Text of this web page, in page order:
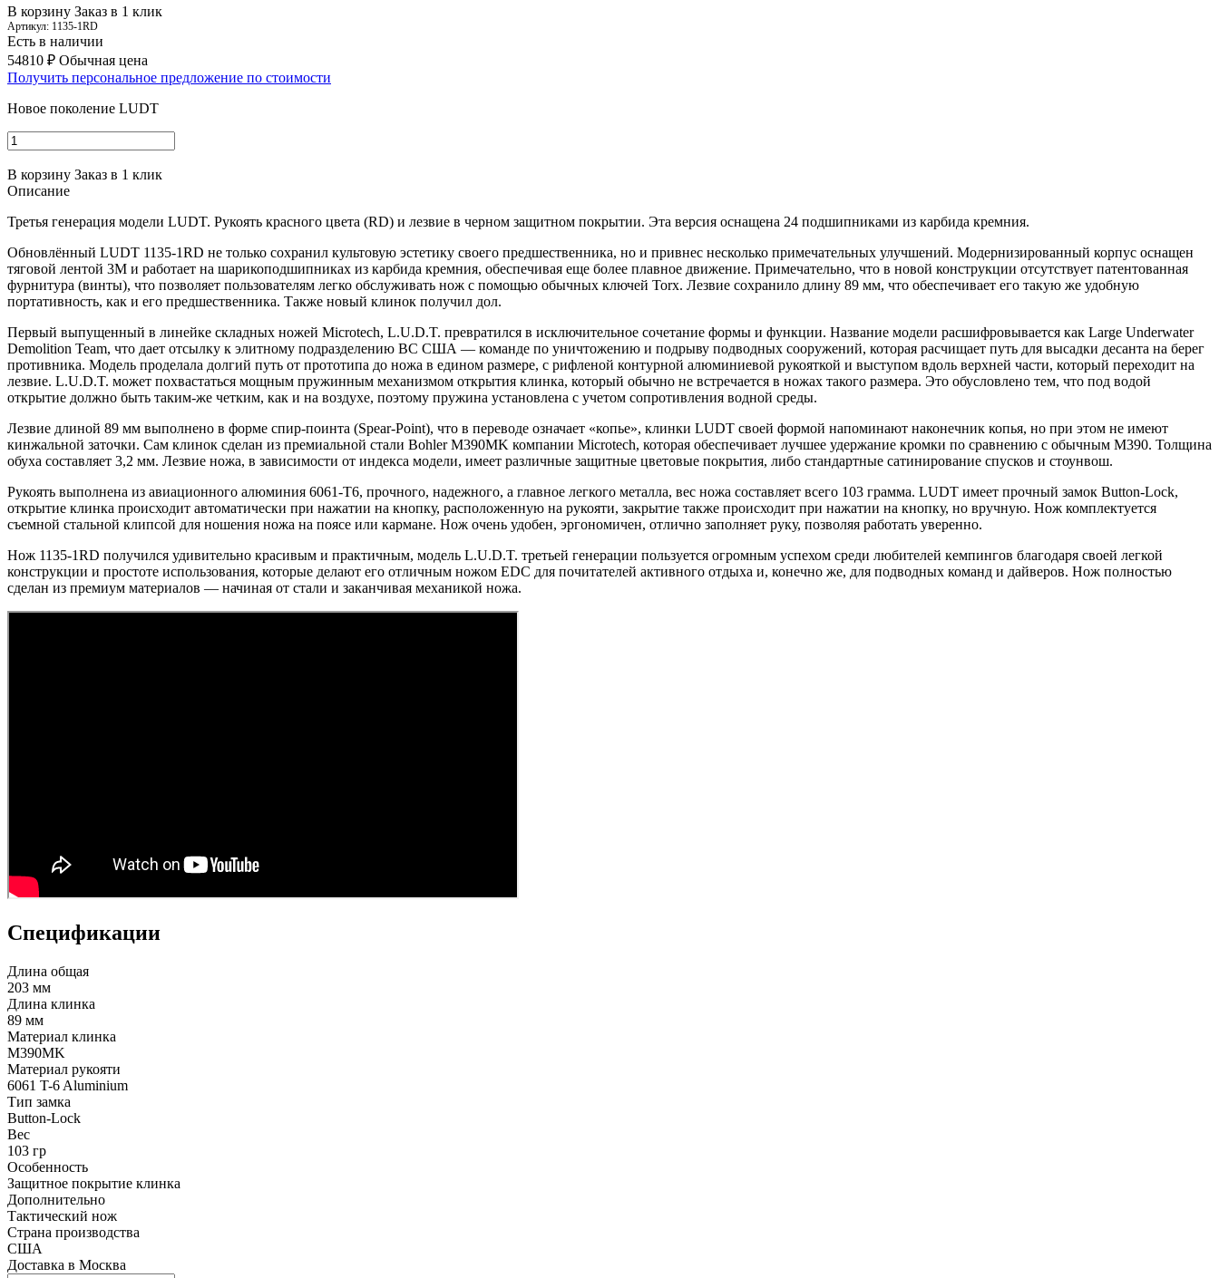
В корзину Заказ в 1 клик
Артикул: 1135-1RD
Есть в наличии
54810 ₽ Обычная цена
Получить персональное предложение по стоимости
Новое поколение LUDT
В корзину Заказ в 1 клик
Описание
Третья генерация модели LUDT. Рукоять красного цвета (RD) и лезвие в черном защитном покрытии. Эта версия оснащена 24 подшипниками из карбида кремния.
Обновлённый LUDT 1135-1RD не только сохранил культовую эстетику своего предшественника, но и привнес несколько примечательных улучшений. Модернизированный корпус оснащен
тяговой лентой 3M и работает на шарикоподшипниках из карбида кремния, обеспечивая еще более плавное движение. Примечательно, что в новой конструкции отсутствует патентованная
фурнитура (винты), что позволяет пользователям легко обслуживать нож с помощью обычных ключей Torx. Лезвие сохранило длину 89 мм, что обеспечивает его такую ​​же удобную
портативность, как и его предшественника. Также новый клинок получил дол.
Первый выпущенный в линейке складных ножей Microtech, L.U.D.T. превратился в исключительное сочетание формы и функции. Название модели расшифровывается как Large Underwater
Demolition Team, что дает отсылку к элитному подразделению ВС США — команде по уничтожению и подрыву подводных сооружений, которая расчищает путь для высадки десанта на берег
противника. Модель проделала долгий путь от прототипа до ножа в едином размере, с рифленой контурной алюминиевой рукояткой и выступом вдоль верхней части, который переходит на
лезвие. L.U.D.T. может похвастаться мощным пружинным механизмом открытия клинка, который обычно не встречается в ножах такого размера. Это обусловлено тем, что под водой
открытие должно быть таким-же четким, как и на воздухе, поэтому пружина установлена с учетом сопротивления водной среды.
Лезвие длиной 89 мм выполнено в форме спир-поинта (Spear-Point), что в переводе означает «копье», клинки LUDT своей формой напоминают наконечник копья, но при этом не имеют
кинжальной заточки. Сам клинок сделан из премиальной стали Bohler M390MK компании Microtech, которая обеспечивает лучшее удержание кромки по сравнению с обычным M390. Толщина
обуха составляет 3,2 мм. Лезвие ножа, в зависимости от индекса модели, имеет различные защитные цветовые покрытия, либо стандартные сатинирование спусков и стоунвош.
Рукоять выполнена из авиационного алюминия 6061-T6, прочного, надежного, а главное легкого металла, вес ножа составляет всего 103 грамма. LUDT имеет прочный замок Button-Lock,
открытие клинка происходит автоматически при нажатии на кнопку, расположенную на рукояти, закрытие также происходит при нажатии на кнопку, но вручную. Нож комплектуется
съемной стальной клипсой для ношения ножа на поясе или кармане. Нож очень удобен, эргономичен, отлично заполняет руку, позволяя работать уверенно.
Нож 1135-1RD получился удивительно красивым и практичным, модель L.U.D.T. третьей генерации пользуется огромным успехом среди любителей кемпингов благодаря своей легкой
конструкции и простоте использования, которые делают его отличным ножом EDC для почитателей активного отдыха и, конечно же, для подводных команд и дайверов. Нож полностью
сделан из премиум материалов — начиная от стали и заканчивая механикой ножа.
Спецификации
Длина общая
203 мм
Длина клинка
89 мм
Материал клинка
M390MK
Материал рукояти
6061 T-6 Aluminium
Тип замка
Button-Lock
Вес
103 гр
Особенность
Защитное покрытие клинка
Дополнительно
Тактический нож
Страна производства
США
Доставка в Москва